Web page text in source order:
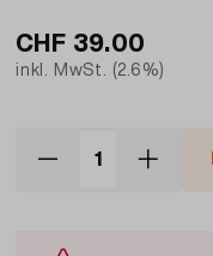
CHF 39.00
inkl. MwSt. (2.6%)